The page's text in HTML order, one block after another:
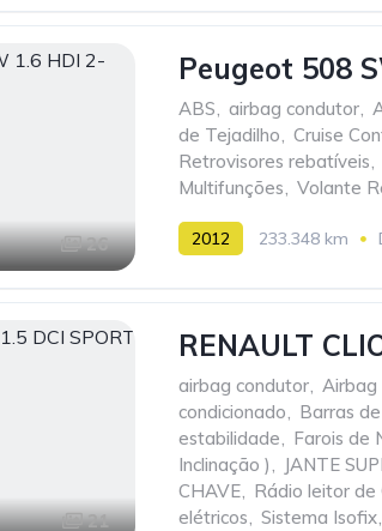
26
Peugeot 508
ABS, airbag condutor,
de Tejadilho, Cruise
Retrovisores rebatíveis,
Multifunções, Volante
2012 233.348 km
21
RENAULT
airbag condutor, Airbag
condicionado, Barras
estabilidade, Farois de
Inclinação ), JANTE
CHAVE, Rádio leitor de
elétricos, Sistema Isofix,